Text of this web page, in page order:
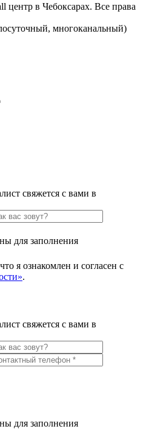
в Чебоксарах. Все права
многоканальный)
свяжется с вами в
для заполнения
я ознакомлен и согласен с
.
свяжется с вами в
для заполнения